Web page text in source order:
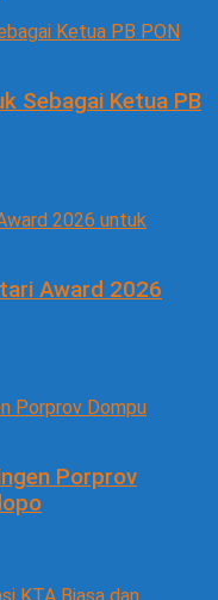
Sebagai Ketua PB
Award 2026
Porprov